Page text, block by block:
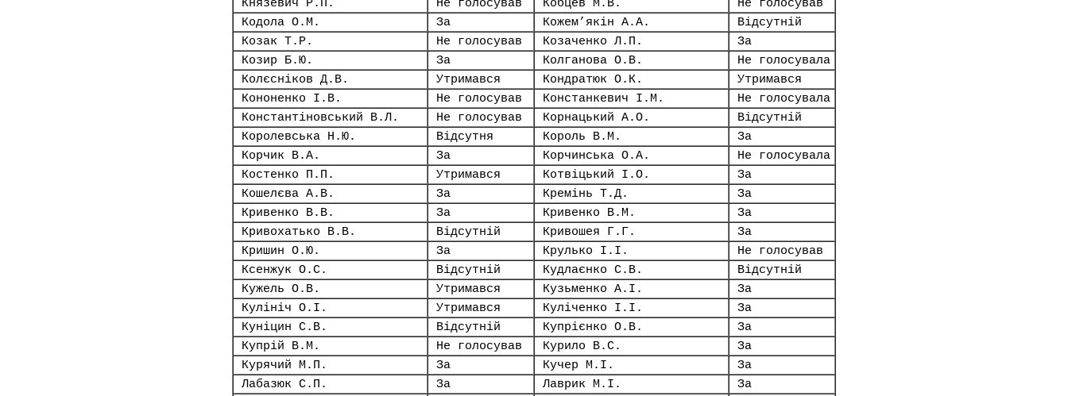
Князевич Р.П.
Не голосував Кобцев М.В.
Не голосував
Кодола О.М.
За Кожем’якін А.А.
Відсутній
Козак Т.Р.
Не голосував Козаченко Л.П.
За
Козир Б.Ю.
За Колганова О.В.
Не голосувала
Колєсніков Д.В.
Утримався Кондратюк О.К.
Утримався
Кононенко І.В.
Не голосував Констанкевич І.М.
Не голосувала
Константіновський В.Л.
Не голосував Корнацький А.О.
Відсутній
Королевська Н.Ю.
Відсутня Король В.М.
За
Корчик В.А.
За Корчинська О.А.
Не голосувала
Костенко П.П.
Утримався Котвіцький І.О.
За
Кошелєва А.В.
За Кремінь Т.Д.
За
Кривенко В.В.
За Кривенко В.М.
За
Кривохатько В.В.
Відсутній Кривошея Г.Г.
За
Кришин О.Ю.
За Крулько І.І.
Не голосував
Ксенжук О.С.
Відсутній Кудлаєнко С.В.
Відсутній
Кужель О.В.
Утримався Кузьменко А.І.
За
Кулініч О.І.
Утримався Куліченко І.І.
За
Куніцин С.В.
Відсутній Купрієнко О.В.
За
Купрій В.М.
Не голосував Курило В.С.
За
Курячий М.П.
За Кучер М.І.
За
Лабазюк С.П.
За Лаврик М.І.
За